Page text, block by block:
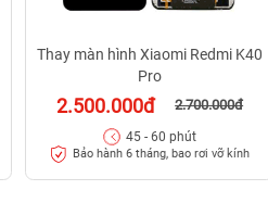
Thay màn hình Xiaomi Redmi K40
Pro
2.500.000đ 2.700.000đ
45 - 60 phút
Bảo hành 6 tháng, bao rơi vỡ kính